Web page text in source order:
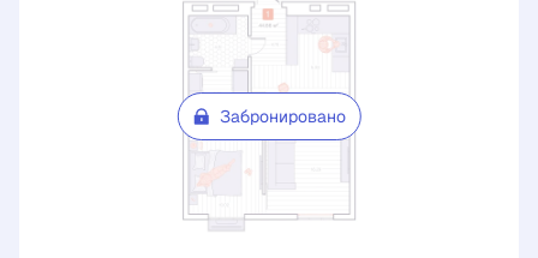
Забронировано